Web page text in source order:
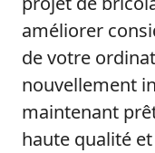
améliorer
de votre
nouvellement
maintenant
haute qualité